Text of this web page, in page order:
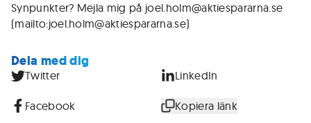
Synpunkter? Mejla mig på joel.holm@aktiespararna.se
(mailto:joel.holm@aktiespararna.se)
Dela med dig
Twitter LinkedIn
Facebook Kopiera länk